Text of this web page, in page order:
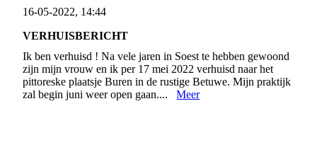
16-05-2022, 14:44
VERHUISBERICHT
Ik ben verhuisd ! Na vele jaren in Soest te hebben gewoond
zijn mijn vrouw en ik per 17 mei 2022 verhuisd naar het
pittoreske plaatsje Buren in de rustige Betuwe. Mijn praktijk
zal begin juni weer open gaan....Meer